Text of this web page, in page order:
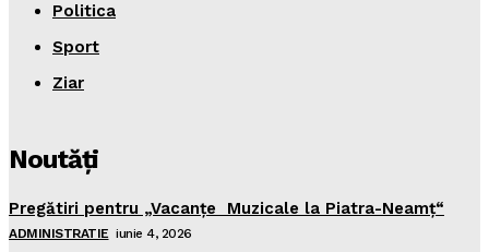
Politica
Sport
Ziar
Noutăţi
Pregătiri pentru „Vacanţe Muzicale la Piatra-Neamţ“
ADMINISTRATIE iunie 4, 2026